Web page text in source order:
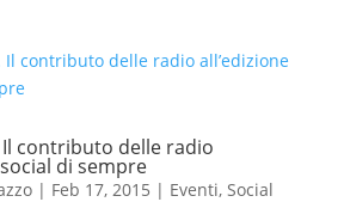
contributo delle radio
di sempre
| Feb 17, 2015 | Eventi, Social